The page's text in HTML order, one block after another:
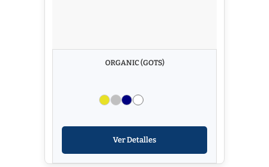
ORGANIC (GOTS)
Ver Detalles